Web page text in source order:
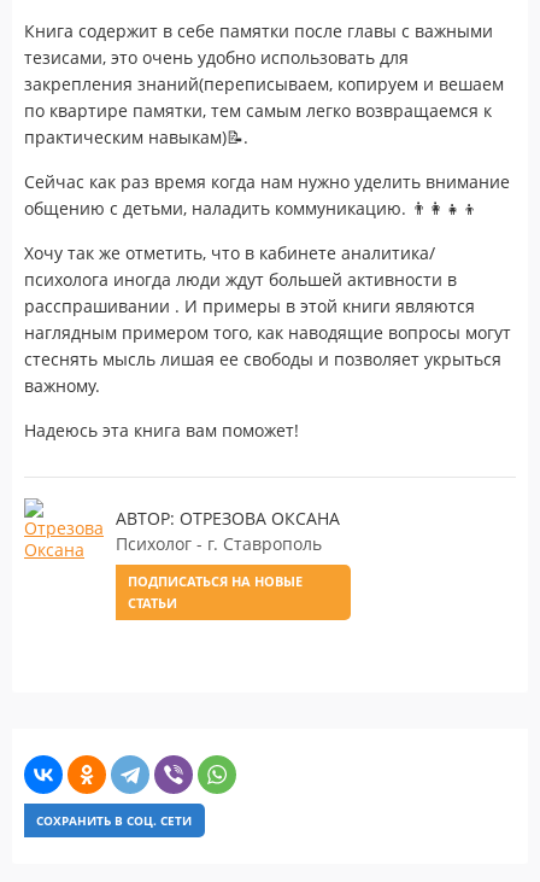
Книга содержит в себе памятки после главы с важными
тезисами, это очень удобно использовать для
закрепления знаний(переписываем, копируем и вешаем
по квартире памятки, тем самым легко возвращаемся к
практическим навыкам)📝.
Сейчас как раз время когда нам нужно уделить внимание
общению с детьми, наладить коммуникацию. 👨‍👩‍👧‍👦
Хочу так же отметить, что в кабинете аналитика/
психолога иногда люди ждут большей активности в
расспрашивании . И примеры в этой книги являются
наглядным примером того, как наводящие вопросы могут
стеснять мысль лишая ее свободы и позволяет укрыться
важному.
Надеюсь эта книга вам поможет!
АВТОР: ОТРЕЗОВА ОКСАНА
Психолог - г. Ставрополь
ПОДПИСАТЬСЯ НА НОВЫЕ
СТАТЬИ
СОХРАНИТЬ В СОЦ. СЕТИ